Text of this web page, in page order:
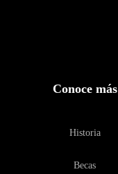
Conoce más
Historia
Becas